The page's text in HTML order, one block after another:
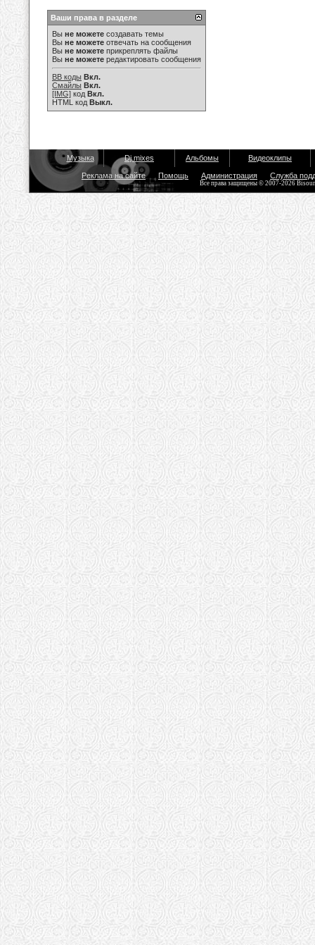
Ваши права в разделе
Вы не можете создавать темы
Вы не можете отвечать на сообщения
Вы не можете прикреплять файлы
Вы не можете редактировать сообщения
BB коды Вкл.
Смайлы Вкл.
[IMG] код Вкл.
HTML код Выкл.
Музыка Dj mixes Альбомы Видеоклипы
Реклама на сайте Помощь Администрация Служба
Все права защищены © 2007-2026